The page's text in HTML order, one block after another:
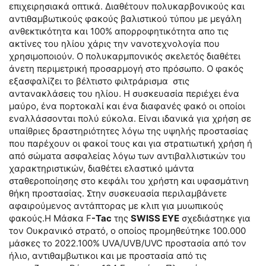
επιχειρησιακά οπτικά. Διαθέτουν πολυκαρβονικούς και
αντιθαμβωτικούς φακούς βαλιστικού τύπου με μεγάλη
ανθεκτικότητα και 100% απορροφητικότητα απο τις
ακτίνες του ηλίου χάρις την νανοτεχνολογία που
χρησιμοποιούν. Ο πολυκαρμπονικός σκελετός διαθέτει
άνετη περιμετρική προσαρμογή στο πρόσωπο. Ο φακός
εξασφαλίζει το βέλτιστο φιλτράρισμα στις
αντανακλάσεις του ηλίου. Η συσκευασία περιέχει ένα
μαύρο, ένα πορτοκαλί και ένα διαφανές φακό οι οποίοι
εναλλάσσονται πολύ εύκολα. Είναι ιδανικά για χρήση σε
υπαίθριες δραστηριότητες λόγω της υψηλής προστασίας
που παρέχουν οι φακοί τους και για στρατιωτική χρήση ή
από σώματα ασφαλείας λόγω των αντιβαλλιστικών του
χαρακτηριστικών, διαθέτει ελαστικό ιμάντα
σταθεροποίησης στο κεφάλι του χρήστη και υφασμάτινη
θήκη προστασίας. Στην συσκευασία περιλαμβάνετε
αφαιρούμενος αντάπτορας με κλιπ για μυωπικούς
φακούς.Η Μάσκα F-Tac της SWISS EYE σχεδιάστηκε για
τον Ουκρανικό στρατό, ο οποίος προμηθεύτηκε 100.000
μάσκες το 2022.100% UVA/UVB/UVC προστασία από τον
ήλιο, αντιθαμβωτικοι και με προστασία από τις